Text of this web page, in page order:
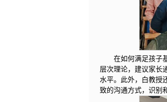
在如何满足孩子
层次理论，建议家长
水平。此外，白教授
致的沟通方式，识别